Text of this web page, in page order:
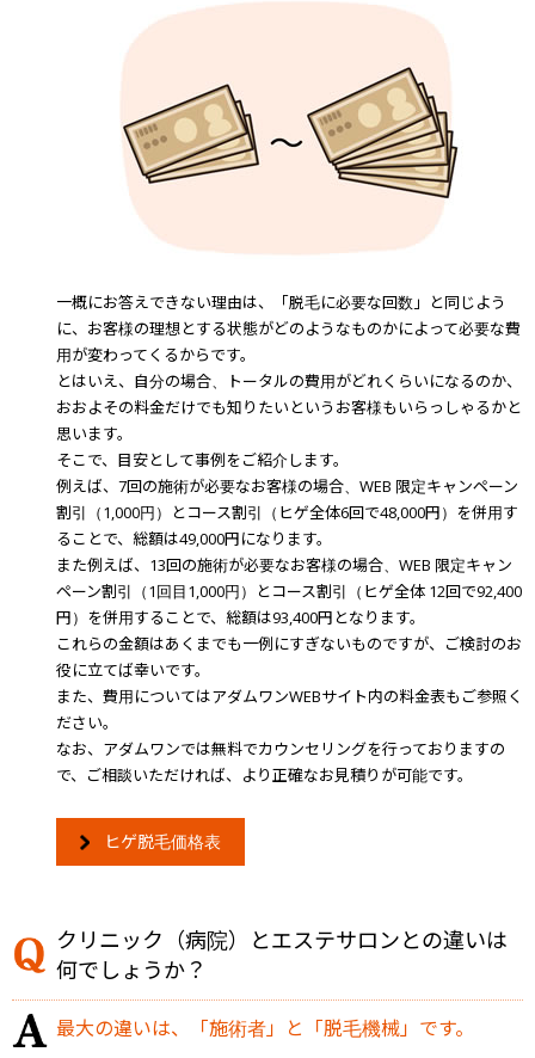
一概にお答えできない理由は、「脱毛に必要な回数」と同じよう
に、お客様の理想とする状態がどのようなものかによって必要な費
用が変わってくるからです。
とはいえ、自分の場合、トータルの費用がどれくらいになるのか、
おおよその料金だけでも知りたいというお客様もいらっしゃるかと
思います。
そこで、目安として事例をご紹介します。
例えば、7回の施術が必要なお客様の場合、WEB 限定キャンペーン
割引（1,000円）とコース割引（ヒゲ全体6回で48,000円）を併用す
ることで、総額は49,000円になります。
また例えば、13回の施術が必要なお客様の場合、WEB 限定キャン
ペーン割引（1回目1,000円）とコース割引（ヒゲ全体 12回で92,400
円）を併用することで、総額は93,400円となります。
これらの金額はあくまでも一例にすぎないものですが、ご検討のお
役に立てば幸いです。
また、費用についてはアダムワンWEBサイト内の料金表もご参照く
ださい。
なお、アダムワンでは無料でカウンセリングを行っておりますの
で、ご相談いただければ、より正確なお見積りが可能です。
ヒゲ脱毛価格表
クリニック（病院）とエステサロンとの違いは
何でしょうか？
最大の違いは、「施術者」と「脱毛機械」です。